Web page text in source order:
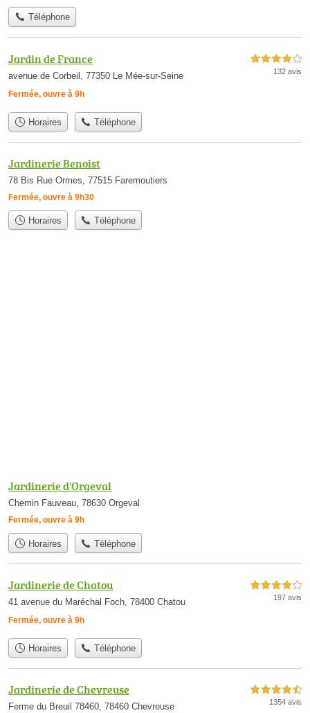
Téléphone
Jardin de France
avenue de Corbeil, 77350 Le Mée-sur-Seine
Fermée, ouvre à 9h
4,0 étoiles sur 5
132 avis
Horaires Téléphone
Jardinerie Benoist
78 Bis Rue Ormes, 77515 Faremoutiers
Fermée, ouvre à 9h30
Horaires Téléphone
Jardinerie d'Orgeval
Chemin Fauveau, 78630 Orgeval
Fermée, ouvre à 9h
Horaires Téléphone
Jardinerie de Chatou
41 avenue du Maréchal Foch, 78400 Chatou
Fermée, ouvre à 9h
4,0 étoiles sur 5
197 avis
Horaires Téléphone
Jardinerie de Chevreuse
Ferme du Breuil 78460, 78460 Chevreuse
4,5 étoiles sur 5
1354 avis